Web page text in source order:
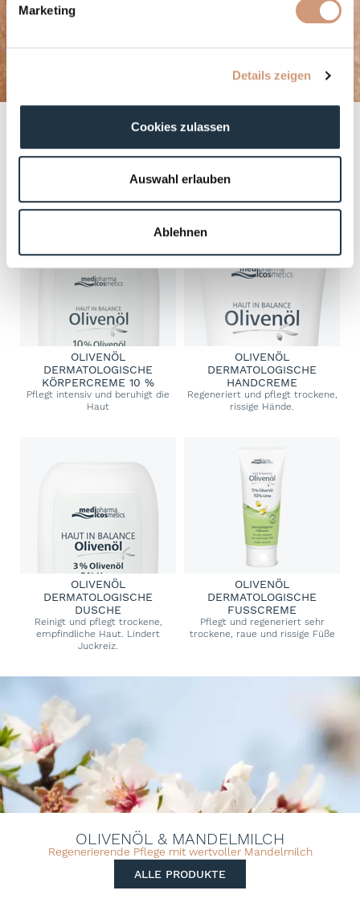
Marketing
Details zeigen
Cookies zulassen
Auswahl erlauben
Ablehnen
HAUT IN BALANCE OLIVENÖL
OLIVENÖL
DERMATOLOGISCHE
KÖRPERCREME 10 %
Pflegt intensiv und beruhigt die
Haut
OLIVENÖL
DERMATOLOGISCHE
HANDCREME
Regeneriert und pflegt trockene,
rissige Hände.
OLIVENÖL
DERMATOLOGISCHE
DUSCHE
Reinigt und pflegt trockene,
empfindliche Haut. Lindert
Juckreiz.
OLIVENÖL
DERMATOLOGISCHE
FUSSCREME
Pflegt und regeneriert sehr
trockene, raue und rissige Füße
OLIVENÖL & MANDELMILCH
Regenerierende Pflege mit wertvoller Mandelmilch
ALLE PRODUKTE